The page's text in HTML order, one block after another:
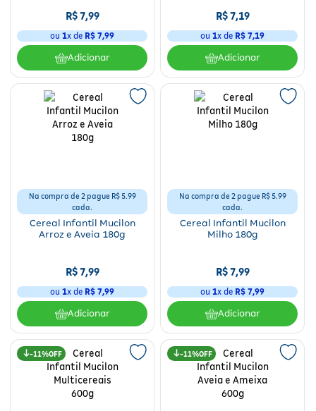
R$7,99
ou 1x de R$ 7,99
Adicionar
R$7,19
ou 1x de R$ 7,19
Adicionar
Na compra de 2 pague R$ 5.99
cada.
Cereal Infantil Mucilon
Arroz e Aveia 180g
R$7,99
ou 1x de R$ 7,99
Adicionar
Na compra de 2 pague R$ 5.99
cada.
Cereal Infantil Mucilon
Milho 180g
R$7,99
ou 1x de R$ 7,99
Adicionar
11% 11%